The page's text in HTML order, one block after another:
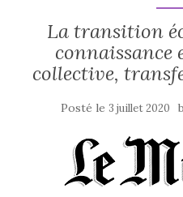
La transition
connaissance
collective,
Posté le 3 juillet 2020